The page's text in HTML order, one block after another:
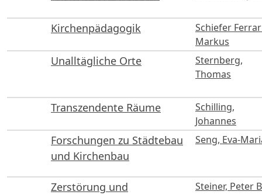
Kirchenpädagogik
Schiefer
Markus
Unalltägliche Orte
Sternberg,
Thomas
Transzendente Räume
Schilling,
Johannes
Forschungen zu Städtebau
und Kirchenbau
Seng, Eva-
Zerstörung und
Steiner, Peter